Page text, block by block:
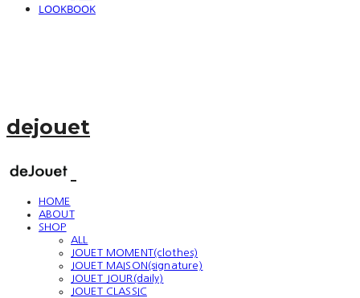
LOOKBOOK
dejouet
HOME
ABOUT
SHOP
ALL
JOUET MOMENT(clothes)
JOUET MAISON(signature)
JOUET JOUR(daily)
JOUET CLASSIC